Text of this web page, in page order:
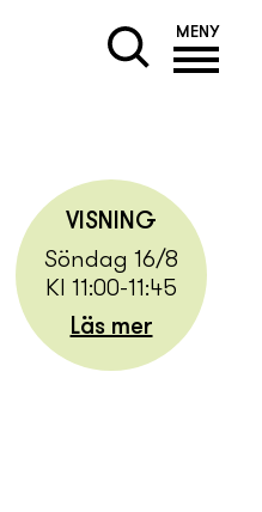
MENY
VISNING
Söndag 16/8
Kl 11:00-11:45
Läs mer